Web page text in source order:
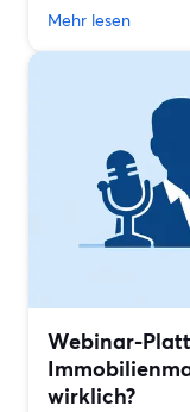
Mehr lesen
Webinar-
wirklich?